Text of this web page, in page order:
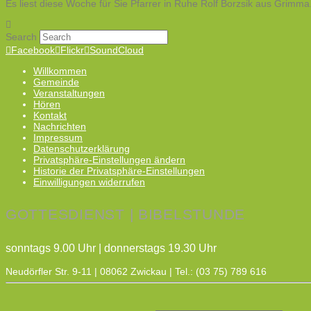
Es liest diese Woche für Sie Pfarrer in Ruhe Rolf Borzsik aus
Search
Facebook Flickr SoundCloud
Willkommen
Gemeinde
Veranstaltungen
Hören
Kontakt
Nachrichten
Impressum
Datenschutzerklärung
Privatsphäre-Einstellungen ändern
Historie der Privatsphäre-Einstellungen
Einwilligungen widerrufen
GOTTESDIENST | BIBELSTUNDE
sonntags 9.00 Uhr | donnerstags 19.30 Uhr
Neudörfler Str. 9-11 | 08062 Zwickau | Tel.: (03 75) 789 616